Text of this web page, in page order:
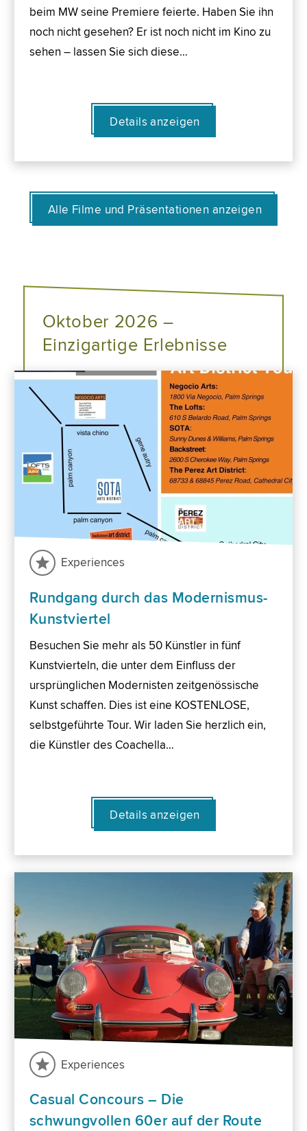
beim MW seine Premiere feierte. Haben Sie ihn
noch nicht gesehen? Er ist noch nicht im Kino zu
sehen – lassen Sie sich diese…
Details anzeigen
Alle Filme und Präsentationen anzeigen
Oktober 2026 –
Einzigartige Erlebnisse
Experiences
Rundgang durch das Modernismus-
Kunstviertel
Besuchen Sie mehr als 50 Künstler in fünf
Kunstvierteln, die unter dem Einfluss der
ursprünglichen Modernisten zeitgenössische
Kunst schaffen. Dies ist eine KOSTENLOSE,
selbstgeführte Tour. Wir laden Sie herzlich ein,
die Künstler des Coachella…
Details anzeigen
Experiences
Casual Concours – Die
schwungvollen 60er auf der Route